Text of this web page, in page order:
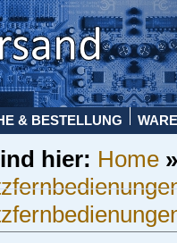
& BESTELLUNG
hier: Home